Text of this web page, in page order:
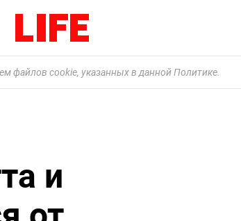
файлов cookie, указанных в данной Политике.
и